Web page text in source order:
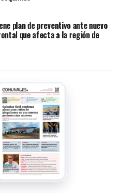
plan de preventivo ante nuevo
que afecta a la región de